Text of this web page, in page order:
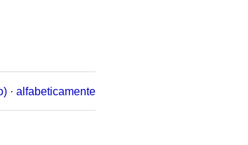
· alfabeticamente